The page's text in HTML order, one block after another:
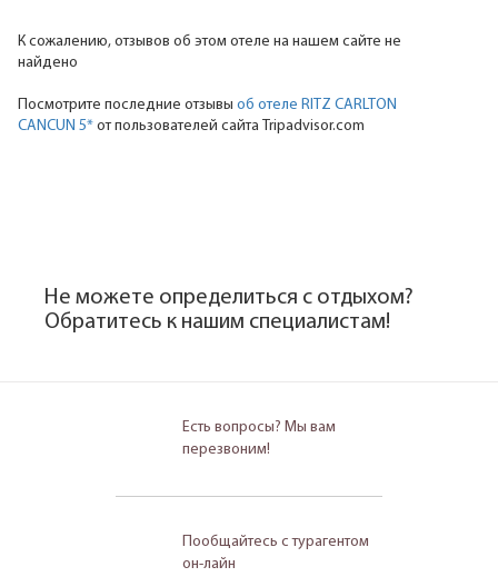
К сожалению, отзывов об этом отеле на нашем сайте не
найдено
Посмотрите последние отзывы об отеле RITZ CARLTON
CANCUN 5* от пользователей сайта Tripadvisor.com
Не можете определиться с отдыхом?
Обратитесь к нашим специалистам!
Есть вопросы? Мы вам
перезвоним!
Пообщайтесь с турагентом
он-лайн